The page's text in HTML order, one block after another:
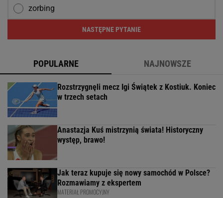
zorbing
NASTĘPNE PYTANIE
POPULARNE NAJNOWSZE
Rozstrzygnęli mecz Igi Świątek z Kostiuk. Koniec
w trzech setach
Anastazja Kuś mistrzynią świata! Historyczny
występ, brawo!
Jak teraz kupuje się nowy samochód w Polsce?
Rozmawiamy z ekspertem
MATERIAŁ PROMOCYJNY